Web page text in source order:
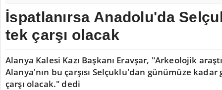
İspatlanırsa Anadolu'da
tek çarşı olacak
Alanya Kalesi Kazı Başkanı Eravşar, "Arkeolojik
Alanya'nın bu çarşısı Selçuklu'dan günümüze
çarşı olacak." dedi